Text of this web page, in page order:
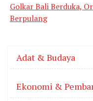
Golkar Bali Berduka,
Berpulang
Adat & Budaya
Ekonomi &